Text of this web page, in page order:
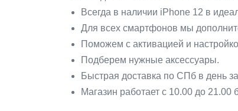
Всегда в наличии iPhonе 12 в
Для всех смартфонов мы
Поможем с активацией и
Подберем нужные аксессуары.
Быстрая доставка по СПб в день
Магазин работает с 10.00 до